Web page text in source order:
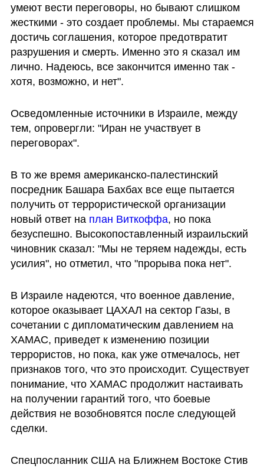
умеют вести переговоры, но бывают слишком
жесткими - это создает проблемы. Мы стараемся
достичь соглашения, которое предотвратит
разрушения и смерть. Именно это я сказал им
лично. Надеюсь, все закончится именно так -
хотя, возможно, и нет".
Осведомленные источники в Израиле, между
тем, опровергли: "Иран не участвует в
переговорах".
В то же время американско-палестинский
посредник Башара Бахбах все еще пытается
получить от террористической организации
новый ответ на план Виткоффа, но пока
безуспешно. Высокопоставленный израильский
чиновник сказал: "Мы не теряем надежды, есть
усилия", но отметил, что "прорыва пока нет".
В Израиле надеются, что военное давление,
которое оказывает ЦАХАЛ на сектор Газы, в
сочетании с дипломатическим давлением на
ХАМАС, приведет к изменению позиции
террористов, но пока, как уже отмечалось, нет
признаков того, что это происходит. Существует
понимание, что ХАМАС продолжит настаивать
на получении гарантий того, что боевые
действия не возобновятся после следующей
сделки.
Спецпосланник США на Ближнем Востоке Стив